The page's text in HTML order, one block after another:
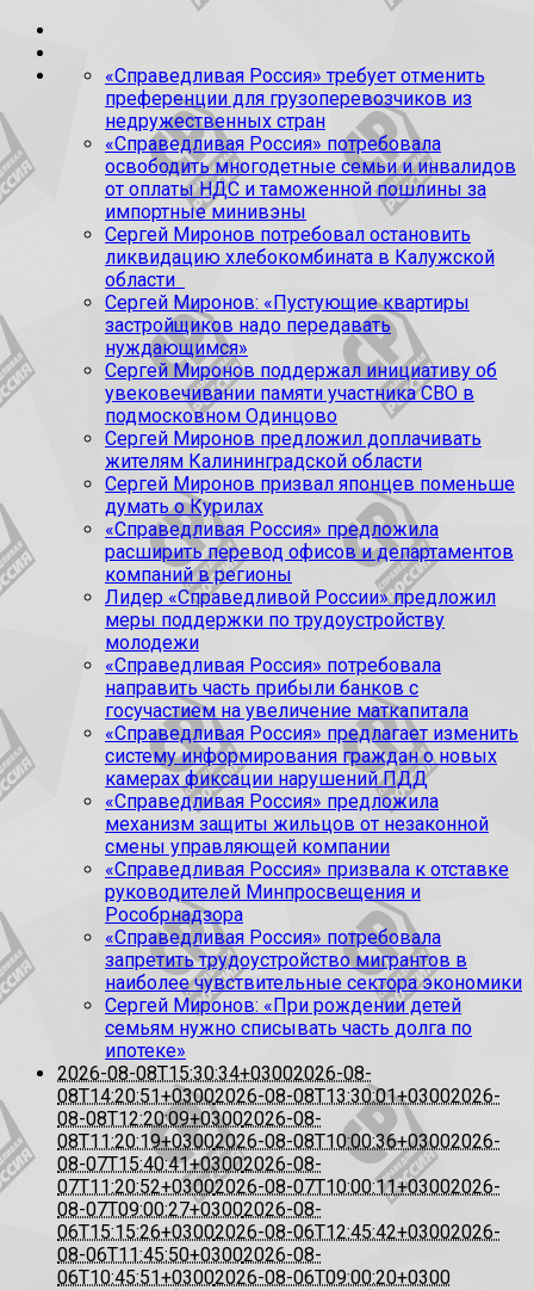
«Справедливая Россия» требует отменить
преференции для грузоперевозчиков из
недружественных стран
«Справедливая Россия» потребовала
освободить многодетные семьи и инвалидов
от оплаты НДС и таможенной пошлины за
импортные минивэны
Сергей Миронов потребовал остановить
ликвидацию хлебокомбината в Калужской
области
Сергей Миронов: «Пустующие квартиры
застройщиков надо передавать
нуждающимся»
Сергей Миронов поддержал инициативу об
увековечивании памяти участника СВО в
подмосковном Одинцово
Сергей Миронов предложил доплачивать
жителям Калининградской области
Сергей Миронов призвал японцев поменьше
думать о Курилах
«Справедливая Россия» предложила
расширить перевод офисов и департаментов
компаний в регионы
Лидер «Справедливой России» предложил
меры поддержки по трудоустройству
молодежи
«Справедливая Россия» потребовала
направить часть прибыли банков с
госучастием на увеличение маткапитала
«Справедливая Россия» предлагает изменить
систему информирования граждан о новых
камерах фиксации нарушений ПДД
«Справедливая Россия» предложила
механизм защиты жильцов от незаконной
смены управляющей компании
«Справедливая Россия» призвала к отставке
руководителей Минпросвещения и
Рособрнадзора
«Справедливая Россия» потребовала
запретить трудоустройство мигрантов в
наиболее чувствительные сектора экономики
Сергей Миронов: «При рождении детей
семьям нужно списывать часть долга по
ипотеке»
2026-08-08T15:30:34+03002026-08-
08T14:20:51+03002026-08-08T13:30:01+03002026-
08-08T12:20:09+03002026-08-
08T11:20:19+03002026-08-08T10:00:36+03002026-
08-07T15:40:41+03002026-08-
07T11:20:52+03002026-08-07T10:00:11+03002026-
08-07T09:00:27+03002026-08-
06T15:15:26+03002026-08-06T12:45:42+03002026-
08-06T11:45:50+03002026-08-
06T10:45:51+03002026-08-06T09:00:20+0300